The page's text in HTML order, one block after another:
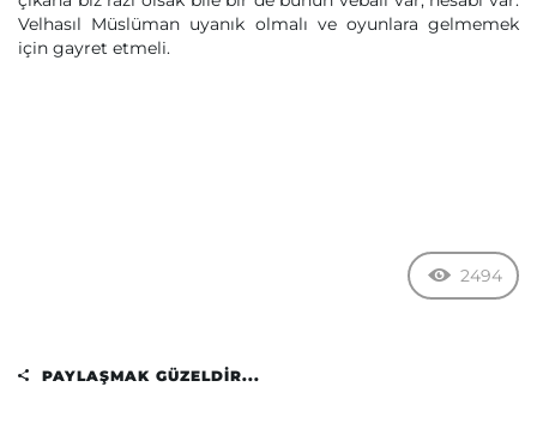
Velhasıl Müslüman uyanık olmalı ve oyunlara gelmemek
için gayret etmeli.
2494
PAYLAŞMAK GÜZELDIR...